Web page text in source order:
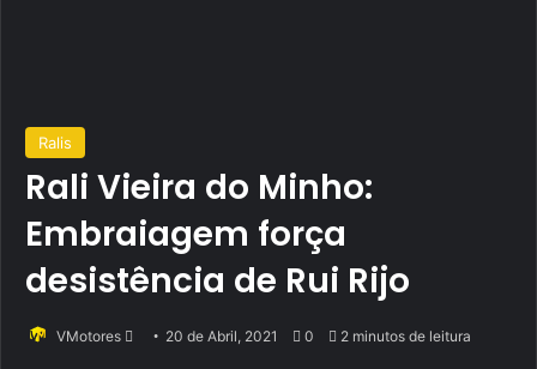
Ralis
Rali Vieira do Minho:
Embraiagem força
desistência de Rui Rijo
VMotores
Send 20 de Abril, 2021 0 2 minutos de leitura